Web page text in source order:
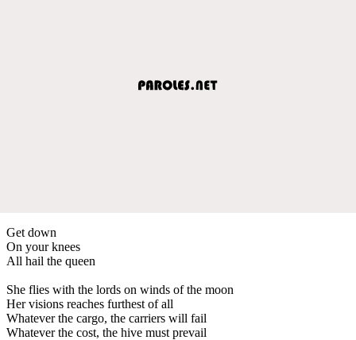
Get down
On your knees
All hail the queen
She flies with the lords on winds of the moon
Her visions reaches furthest of all
Whatever the cargo, the carriers will fail
Whatever the cost, the hive must prevail